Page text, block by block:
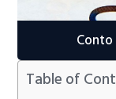
Table of